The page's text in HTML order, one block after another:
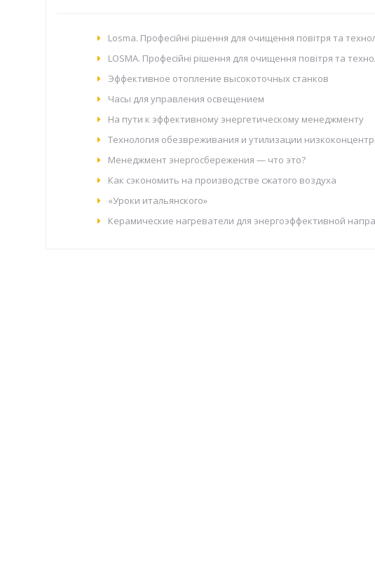
Losma. Професійні рішення для очищення повітря та
LOSMA. Професійні рішення для очищення повітря та
Эффективное отопление высокоточных станков
Часы для управления освещением
На пути к эффективному энергетическому менеджменту
Технология обезвреживания и утилизации
Менеджмент энергосбережения — что это?
Как сэкономить на производстве сжатого воздуха
«Уроки итальянского»
Керамические нагреватели для энергоэффективной